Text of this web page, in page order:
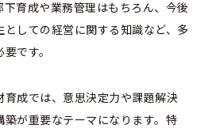
育成や業務管理はもちろん、今後
しての経営に関する知識など、多
です。
成では、意思決定力や課題解決
が重要なテーマになります。特